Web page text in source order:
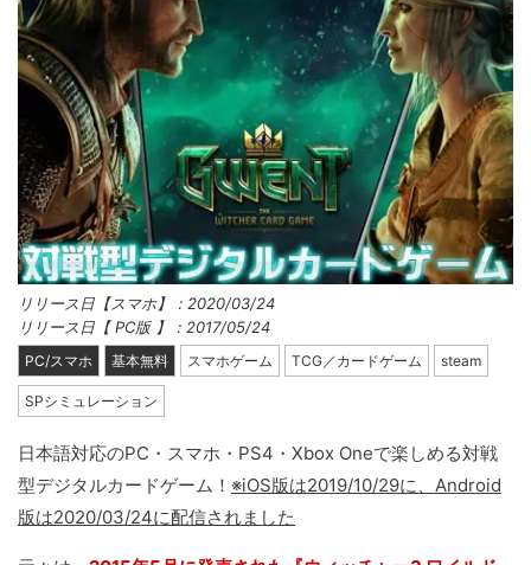
リリース日【スマホ】：2020/03/24
リリース日【 PC版 】：2017/05/24
PC/スマホ 基本無料 スマホゲーム TCG／カードゲーム steam
SPシミュレーション
日本語対応のPC・スマホ・PS4・Xbox Oneで楽しめる対戦
型デジタルカードゲーム！ ※iOS版は2019/10/29に、Android
版は2020/03/24に配信されました